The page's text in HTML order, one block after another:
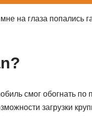
на глаза попались
смог обогнать по
загрузки